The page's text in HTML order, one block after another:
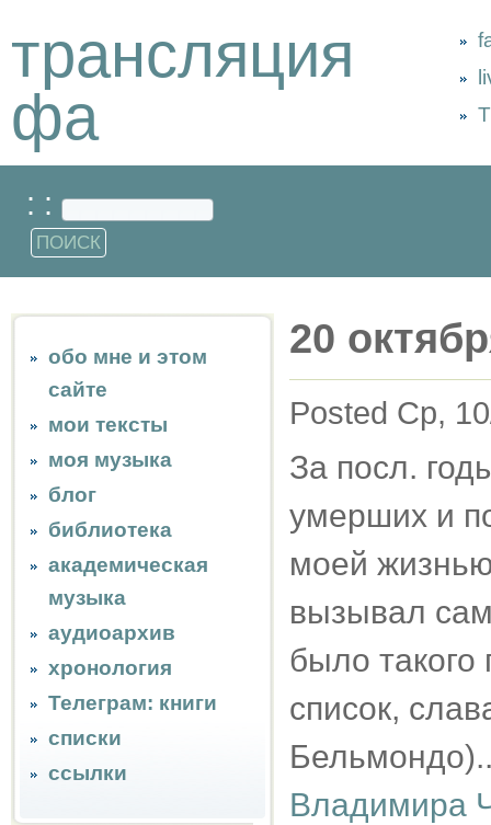
трансляция
фа
: :
обо мне и этом
сайте
мои тексты
моя музыка
блог
библиотека
академическая
музыка
аудиоархив
хронология
Телеграм: книги
списки
ссылки
20
Posted Ср,
За посл.
умерших и
моей
вызывал
было такого
список,
Владимира